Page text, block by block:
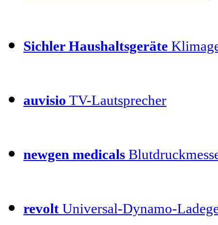
Sichler Haushaltsgeräte
auvisio TV-Lautsprecher
newgen medicals
revolt Universal-Dynamo-